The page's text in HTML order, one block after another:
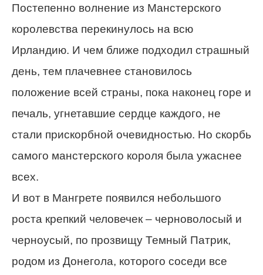
Постепенно волнение из Манстерского
королевства перекинулось на всю
Ирландию. И чем ближе подходил страшный
день, тем плачевнее становилось
положение всей страны, пока наконец горе и
печаль, угнетавшие сердце каждого, не
стали прискорбной очевидностью. Но скорбь
самого манстерского короля была ужаснее
всех.
И вот в Мангрете появился небольшого
роста крепкий человечек – черноволосый и
черноусый, по прозвищу Темный Патрик,
родом из Донегола, которого соседи все